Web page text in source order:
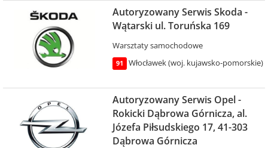
Autoryzowany Serwis Skoda -
Wątarski ul. Toruńska 169
Warsztaty samochodowe
91 Włocławek (woj. kujawsko-pomorskie)
Autoryzowany Serwis Opel -
Rokicki Dąbrowa Górnicza, al.
Józefa Piłsudskiego 17, 41-303
Dąbrowa Górnicza